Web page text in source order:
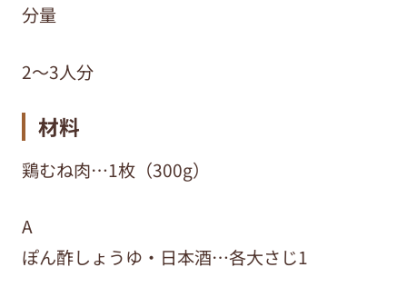
分量
2～3人分
材料
鶏むね肉…1枚（300g）
A
ぽん酢しょうゆ・日本酒…各大さじ1